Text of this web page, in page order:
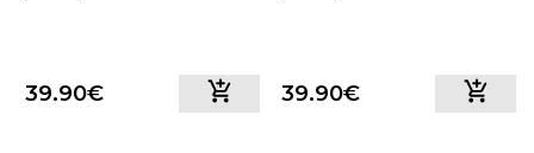
39.90€ 39.90€